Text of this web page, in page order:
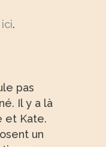
.
pas
Il y a là
et Kate.
un